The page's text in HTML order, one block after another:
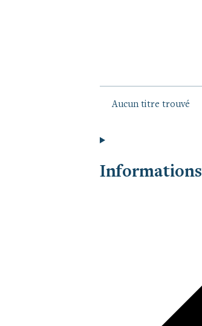
Aucun titre trouvé
Informations